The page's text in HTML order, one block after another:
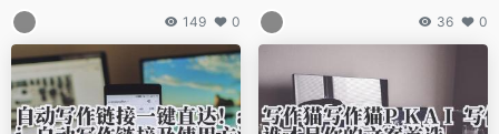
149 0 36 0